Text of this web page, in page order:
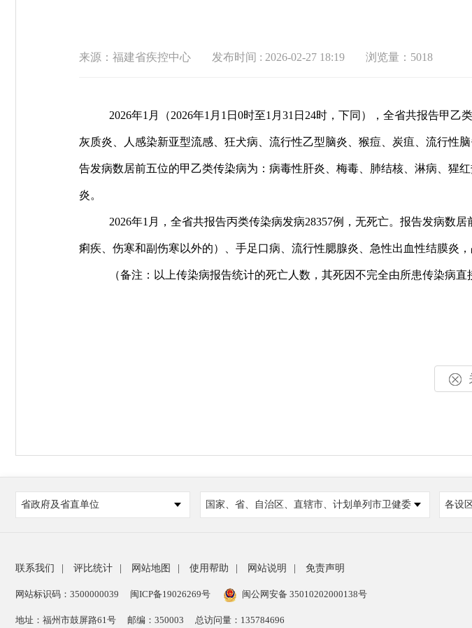
来源：福建省疾控中心 发布时间 : 2026-02-27 18:19 浏览量：5018
2026年1 月（2026年1 月 1 日 0时至1 月 31 日 24时，下同），全省共报告甲乙
灰质炎、人感染新亚型流感、狂犬病、流行性乙型脑炎、猴痘、炭疽、流行性
告发病数居前五位的甲乙类传染病为：病毒性肝炎、梅毒、肺结核、淋病、猩
炎。
2026年1 月，全省共报告丙类传染病发病28357例，无死亡。报告发病数居
痢疾、伤寒和副伤寒以外的）、手足口病、流行性腮腺炎、急性出血性结膜炎
（备注：以上传染病报告统计的死亡人数，其死因不完全由所患传染病
省政府及省直单位 国家、省、自治区、直辖市、计划单列市卫健委 各设
联系我们 评比统计 网站地图 使用帮助 网站说明 免责声明
网站标识码：3500000039 闽ICP备19026269号 闽公网安备 35010202000138号
地址：福州市鼓屏路61号 邮编：350003 总访问量： 135784696